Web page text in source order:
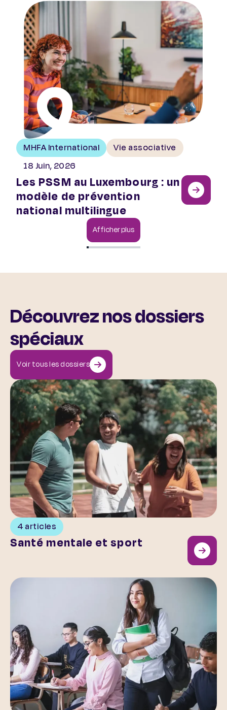
MHFA International
Vie associative
18 Juin, 2026
Les PSSM au Luxembourg : un
modèle de prévention
national multilingue
Les PSSM au Luxembourg : un modèle de prévention
Afficher plus
Découvrez nos dossiers
spéciaux
Voir tous les dossiers
4 articles
Santé mentale et sport
Santé mentale et sport
La santé mentale des jeunes